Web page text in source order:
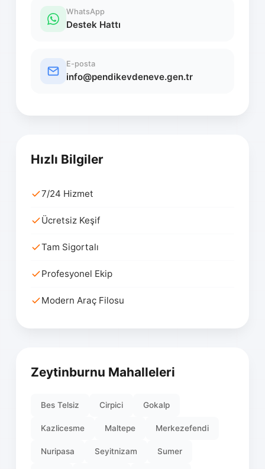
WhatsApp
Destek Hattı
E-posta
info@pendikevdeneve.gen.tr
Hızlı Bilgiler
7/24 Hizmet
Ücretsiz Keşif
Tam Sigortalı
Profesyonel Ekip
Modern Araç Filosu
Zeytinburnu Mahalleleri
Bes Telsiz Cirpici Gokalp
Kazlicesme Maltepe Merkezefendi
Nuripasa Seyitnizam Sumer